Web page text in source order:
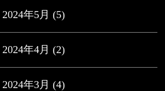
2024年5月 (5)
2024年4月 (2)
2024年3月 (4)